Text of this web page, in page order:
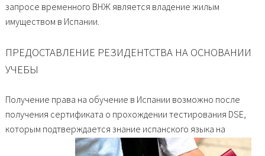
запросе временного ВНЖ является владение жилым
имуществом в Испании.
ПРЕДОСТАВЛЕНИЕ РЕЗИДЕНТСТВА НА ОСНОВАНИИ
УЧЕБЫ
Получение права на обучение в Испании возможно после
получения сертификата о прохождении тестирования DSE,
которым подтверждается знание испанского языка на